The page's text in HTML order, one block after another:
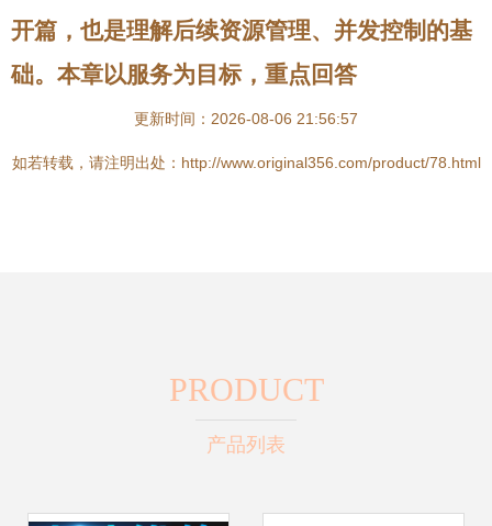
开篇，也是理解后续资源管理、并发控制的基
础。本章以服务为目标，重点回答
更新时间：2026-08-06 21:56:57
如若转载，请注明出处：http://www.original356.com/product/78.html
PRODUCT
产品列表